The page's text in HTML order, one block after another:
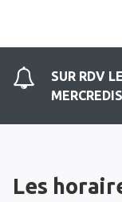
SUR RDV
Les